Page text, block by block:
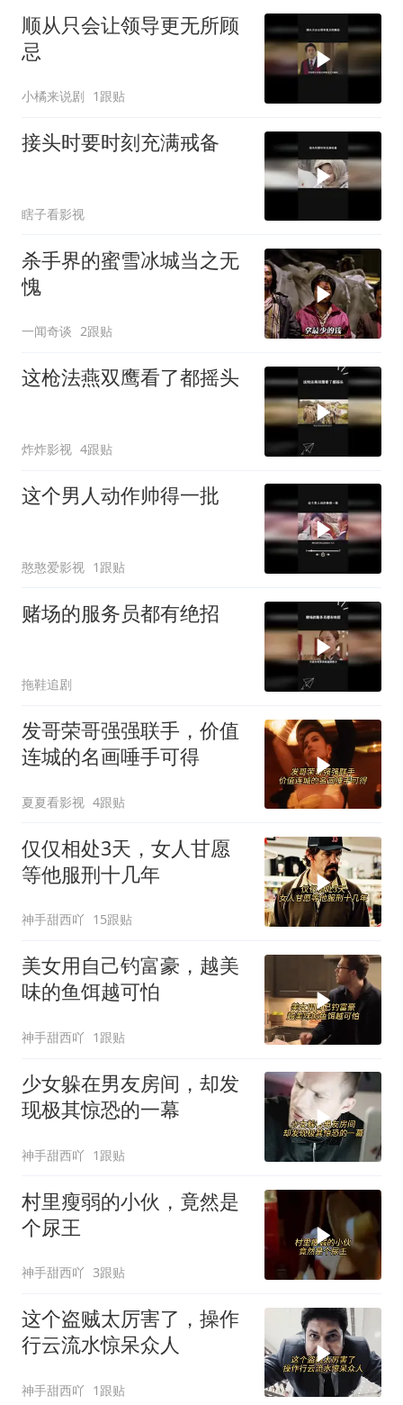
顺从只会让领导更无所顾
忌
小橘来说剧 1跟贴
接头时要时刻充满戒备
瞎子看影视
杀手界的蜜雪冰城当之无
愧
一闻奇谈 2跟贴
这枪法燕双鹰看了都摇头
炸炸影视 4跟贴
这个男人动作帅得一批
憨憨爱影视 1跟贴
赌场的服务员都有绝招
拖鞋追剧
发哥荣哥强强联手，价值
连城的名画唾手可得
夏夏看影视 4跟贴
仅仅相处3天，女人甘愿
等他服刑十几年
神手甜西吖 15跟贴
美女用自己钓富豪，越美
味的鱼饵越可怕
神手甜西吖 1跟贴
少女躲在男友房间，却发
现极其惊恐的一幕
神手甜西吖 1跟贴
村里瘦弱的小伙，竟然是
个尿王
神手甜西吖 3跟贴
这个盗贼太厉害了，操作
行云流水惊呆众人
神手甜西吖 1跟贴